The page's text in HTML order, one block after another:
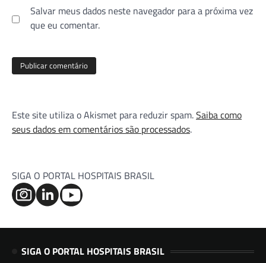
Salvar meus dados neste navegador para a próxima vez
que eu comentar.
Este site utiliza o Akismet para reduzir spam.Saiba como
seus dados em comentários são processados.
SIGA O PORTAL HOSPITAIS BRASIL
SIGA O PORTAL HOSPITAIS BRASIL